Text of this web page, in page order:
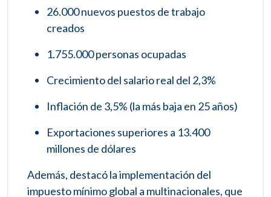
26.000 nuevos puestos de trabajo
creados
1.755.000 personas ocupadas
Crecimiento del salario real del 2,3%
Inflación de 3,5% (la más baja en 25 años)
Exportaciones superiores a 13.400
millones de dólares
Además, destacó la implementación del
impuesto mínimo global a multinacionales, que